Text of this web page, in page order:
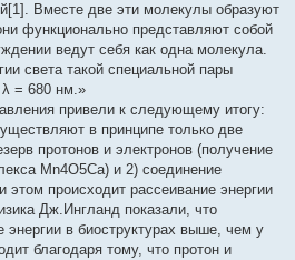
Вместе две эти молекулы образуют
функционально представляют собой
ведут себя как одна молекула.
света такой специальной пары
= 680 нм.»
привели к следующему итогу:
в принципе только две
протонов и электронов (получение
Mn4O5Ca) и 2) соединение
этом происходит рассеивание энергии
Дж.Ингланд показали, что
энергии в биоструктурах выше, чем у
благодаря тому, что протон и